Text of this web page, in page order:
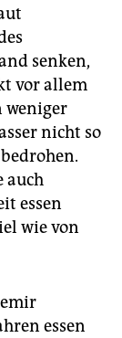
senken,
vor allem
weniger
nicht so
auch
essen
wie von
essen